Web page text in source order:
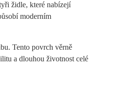
židle, které nabízejí
moderním
Tento povrch věrně
a dlouhou životnost celé